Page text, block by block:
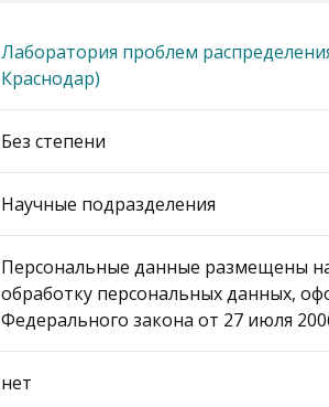
Лаборатория проблем
Краснодар)
Без степени
Научные подразделения
Персональные данные размещены
обработку персональных данных,
Федерального закона от 27 июля
нет